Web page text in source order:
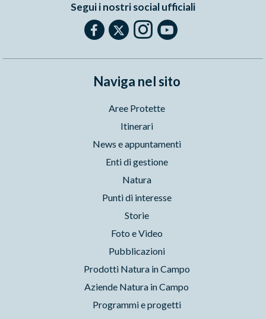
Segui i nostri social ufficiali
Naviga nel sito
Aree Protette
Itinerari
News e appuntamenti
Enti di gestione
Natura
Punti di interesse
Storie
Foto e Video
Pubblicazioni
Prodotti Natura in Campo
Aziende Natura in Campo
Programmi e progetti